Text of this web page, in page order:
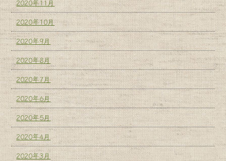
2020年11月
2020年10月
2020年9月
2020年8月
2020年7月
2020年6月
2020年5月
2020年4月
2020年3月